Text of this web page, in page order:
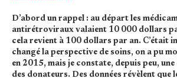
D’abord un rappel : au départ les
antirétroviraux valaient 10 000 dollars
cela revient à 100 dollars par an. C’était
changé la perspective de soins, on a pu
en 2015, mais je constate, depuis peu,
des donateurs. Des données révèlent que